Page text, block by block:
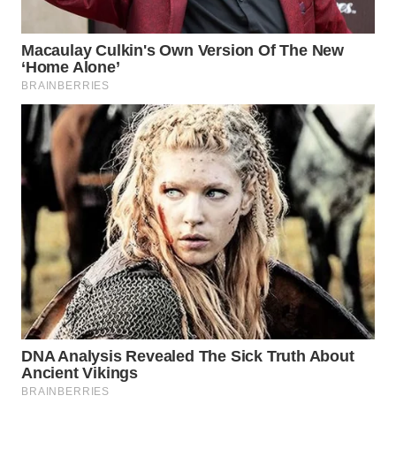
WALINKI
ID
MAWAKA
ID
MARTABAT
NET
PLN
WATCH
MKLI
LKKI